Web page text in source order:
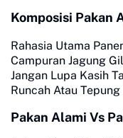
Komposisi Pakan
Rahasia Utama
Campuran Jagung
Jangan Lupa Kasih
Runcah Atau Tepung
Pakan Alami Vs